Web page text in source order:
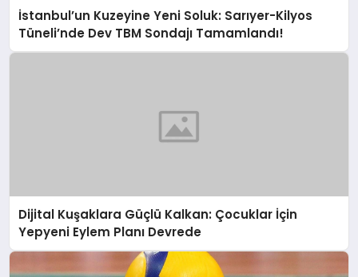
İstanbul’un Kuzeyine Yeni Soluk: Sarıyer-Kilyos
Tüneli’nde Dev TBM Sondajı Tamamlandı!
Dijital Kuşaklara Güçlü Kalkan: Çocuklar İçin
Yepyeni Eylem Planı Devrede